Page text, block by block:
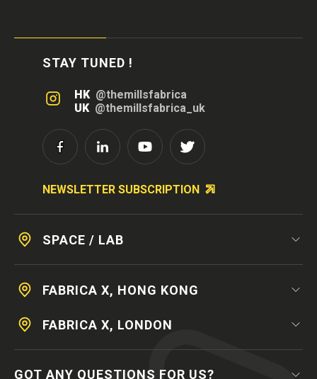
STAY TUNED !
HK @themillsfabrica
UK @themillsfabrica_uk
NEWSLETTER SUBSCRIPTION
SPACE / LAB
FABRICA X, HONG KONG
FABRICA X, LONDON
GOT ANY QUESTIONS FOR US?